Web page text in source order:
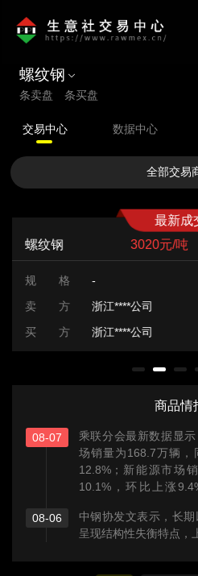
螺纹钢
条卖盘 条买盘
交易中心 数据中心
全部交易
最新成
螺纹钢
3020元/吨
规 格
-
卖 方
浙江****公司
买 方
浙江****公司
商品情
08-07
乘联分会最新数据显
场销量为168.7万辆，
12.8%；新能源市场
10.1%，环比上涨
08-06
中钢协发文表示，长
呈现结构性失衡特点，